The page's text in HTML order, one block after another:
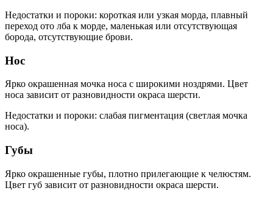
Недостатки и пороки: короткая или узкая морда, плавный
переход ото лба к морде, маленькая или отсутствующая
борода, отсутствующие брови.
Нос
Ярко окрашенная мочка носа с широкими ноздрями. Цвет
носа зависит от разновидности окраса шерсти.
Недостатки и пороки: слабая пигментация (светлая мочка
носа).
Губы
Ярко окрашенные губы, плотно прилегающие к челюстям.
Цвет губ зависит от разновидности окраса шерсти.